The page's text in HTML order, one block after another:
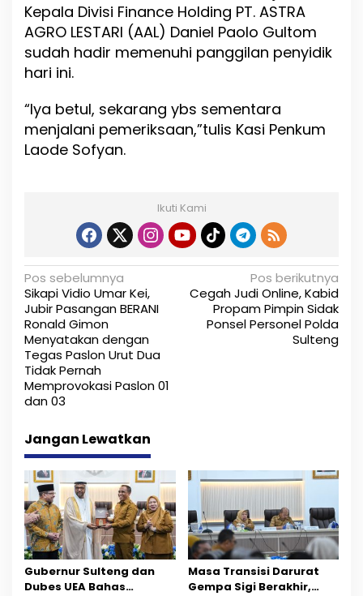
a
n
T
i
n
y
K
e
j
a
t
Kepala Divisi Finance Holding PT. ASTRA
AGRO LESTARI (AAL) Daniel Paolo Gultom
sudah hadir memenuhi panggilan penyidik
hari ini.
“Iya betul, sekarang ybs sementara
menjalani pemeriksaan,”tulis Kasi Penkum
Laode Sofyan.
Ikuti Kami
N
a
v
i
g
a
s
i
p
o
s
Pos sebelumnya
Sikapi Vidio Umar Kei,
Jubir Pasangan BERANI
Ronald Gimon
Menyatakan dengan
Tegas Paslon Urut Dua
Tidak Pernah
Memprovokasi Paslon 01
dan 03
Pos berikutnya
Cegah Judi Online, Kabid
Propam Pimpin Sidak
Ponsel Personel Polda
Sulteng
Jangan Lewatkan
Gubernur Sulteng dan
Dubes UEA Bahas
Masa Transisi Darurat
Gempa Sigi Berakhir,